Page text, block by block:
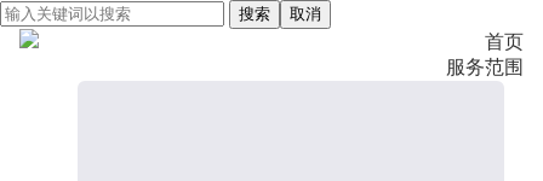
搜索 取消
首页
服务范围